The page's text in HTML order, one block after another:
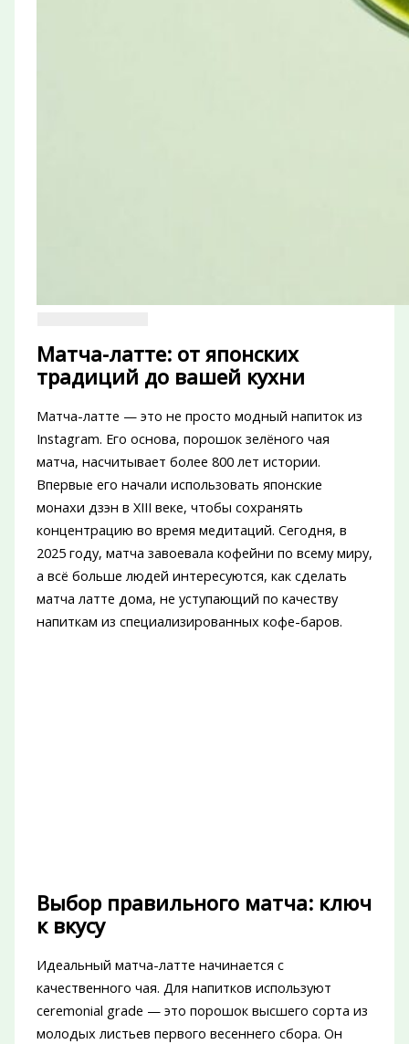
Матча-латте: от японских
традиций до вашей кухни
Матча-латте — это не просто модный напиток из
Instagram. Его основа, порошок зелёного чая
матча, насчитывает более 800 лет истории.
Впервые его начали использовать японские
монахи дзэн в XIII веке, чтобы сохранять
концентрацию во время медитаций. Сегодня, в
2025 году, матча завоевала кофейни по всему миру,
а всё больше людей интересуются, как сделать
матча латте дома, не уступающий по качеству
напиткам из специализированных кофе-баров.
Выбор правильного матча: ключ
к вкусу
Идеальный матча-латте начинается с
качественного чая. Для напитков используют
ceremonial grade — это порошок высшего сорта из
молодых листьев первого весеннего сбора. Он